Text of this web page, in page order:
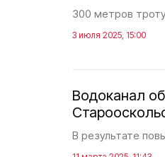
300 метров
3 июля 2025, 15:00
Водоканал
В результате